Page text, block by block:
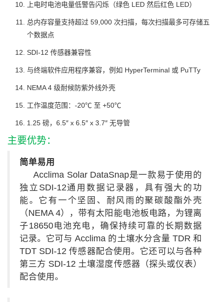
上电时电池电量低警告闪烁（绿色 LED 然后红色 LED）
总内存容量支持超过 59,000 次扫描，每次扫描最多可存储五
个数据点
SDI-12 传感器兼容性
与终端软件应用程序兼容，例如 HyperTerminal 或 PuTTy
NEMA 4 级耐候防紫外线外壳
工作温度范围：-20℃ 至 +50℃
1.25 磅，6.5″ x 6.5″ x 3.7″ 无导管
主要优势：
简单易用
Acclima Solar DataSnap是一款易于使用的
独立SDI-12通用数据记录器，具有强大的功
能。它有一个坚固、耐风雨的聚碳酸酯外壳
（NEMA 4），带有太阳能电池板电路，为锂离
子18650电池充电，确保持续可靠的长期数据
记录。它可与 Acclima 的土壤水分含量 TDR 和
TDT SDI-12 传感器配合使用。它还可以与各种
第三方 SDI-12 土壤湿度传感器（探头或仪表）
配合使用。